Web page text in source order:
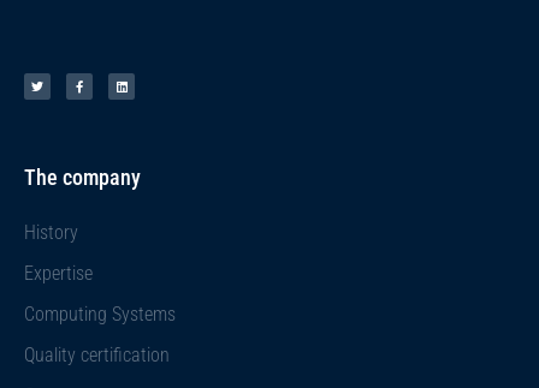
i
t
t
c
e
b
n
k
e
The company
History
Expertise
Computing Systems
Quality certification